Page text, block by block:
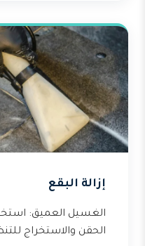
إزالة البقع
الغسيل العميق:
الحقن والاستخراج